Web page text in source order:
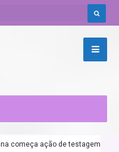
começa ação de testagem